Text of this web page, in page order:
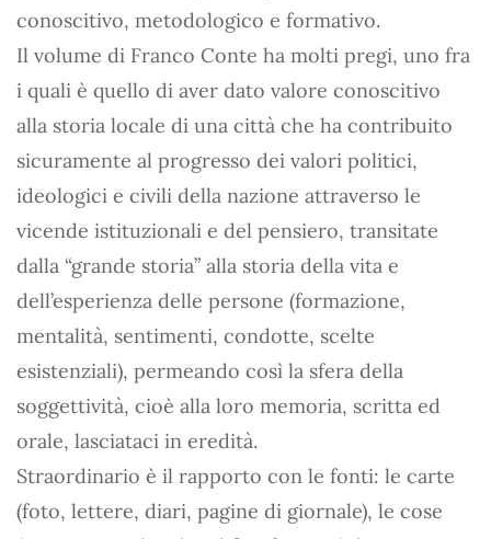
conoscitivo, metodologico e formativo.
Il volume di Franco Conte ha molti pregi, uno fra
i quali è quello di aver dato valore conoscitivo
alla storia locale di una città che ha contribuito
sicuramente al progresso dei valori politici,
ideologici e civili della nazione attraverso le
vicende istituzionali e del pensiero, transitate
dalla “grande storia” alla storia della vita e
dell’esperienza delle persone (formazione,
mentalità, sentimenti, condotte, scelte
esistenziali), permeando così la sfera della
soggettività, cioè alla loro memoria, scritta ed
orale, lasciataci in eredità.
Straordinario è il rapporto con le fonti: le carte
(foto, lettere, diari, pagine di giornale), le cose